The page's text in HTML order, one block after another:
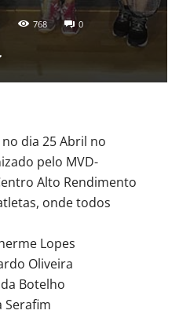
768 0
dia 25 Abril no
pelo MVD-
Alto Rendimento
onde todos
Lopes
Oliveira
Botelho
Serafim